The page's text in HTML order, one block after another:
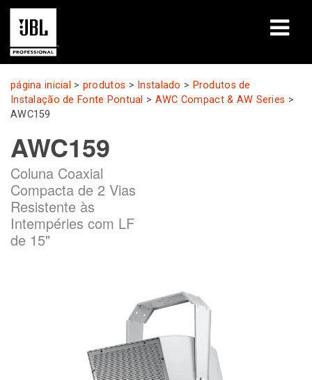
produtos
Casos de estudo
Sessões de aprendizagem
formação
sobre
Onde comprar e ligar
página inicial > produtos > Instalado > Produtos de
Instalação de Fonte Pontual > AWC Compact & AW Series >
AWC159
AWC159
Coluna Coaxial
Compacta de 2 Vias
Resistente às
Intempéries com LF
de 15"